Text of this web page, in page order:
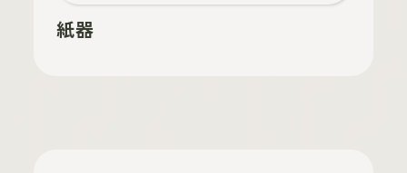
紙器